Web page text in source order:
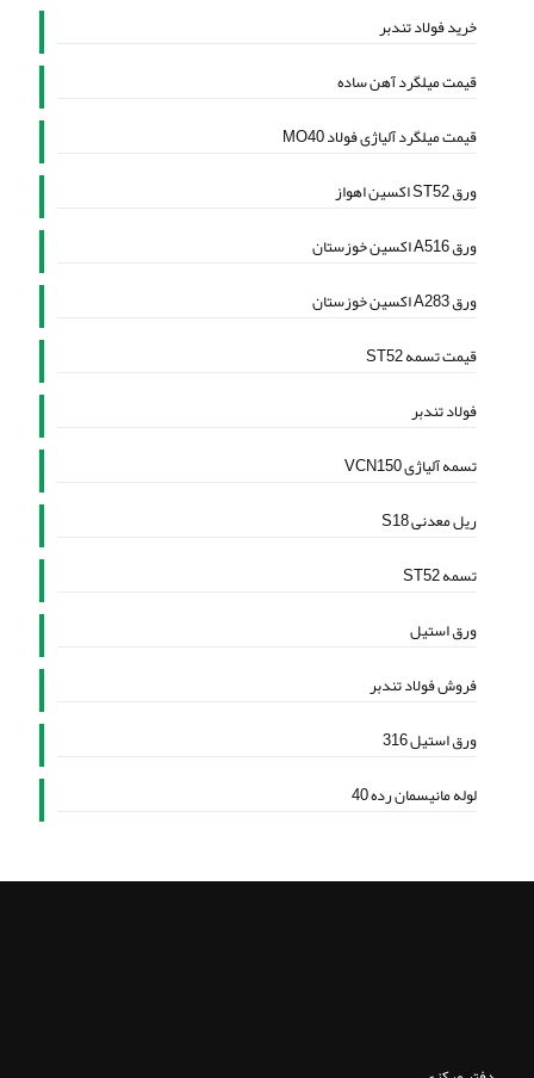
خرید فولاد تندبر
قیمت میلگرد آهن ساده
قیمت میلگرد آلیاژی فولاد MO40
ورق ST52 اکسین اهواز
ورق A516 اکسین خوزستان
ورق A283 اکسین خوزستان
قیمت تسمه ST52
فولاد تندبر
تسمه آلیاژی VCN150
ریل معدنی S18
تسمه ST52
ورق استیل
فروش فولاد تندبر
ورق استیل 316
لوله مانیسمان رده 40